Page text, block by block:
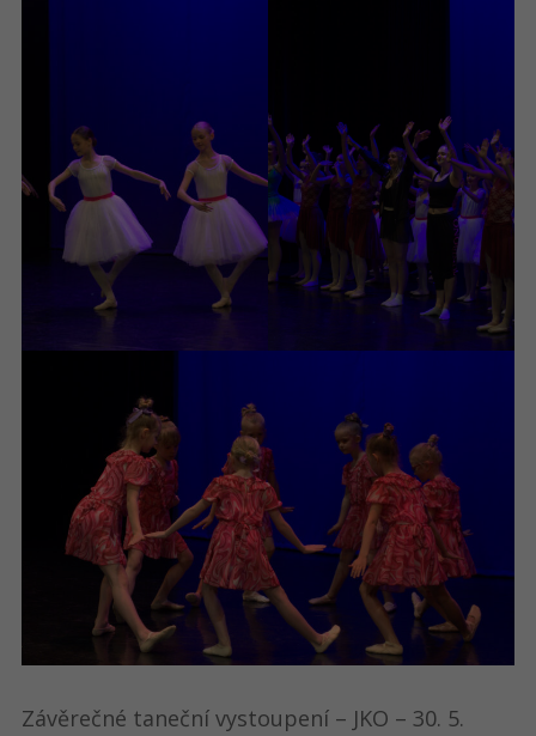
Závěrečné taneční vystoupení – JKO – 30. 5.